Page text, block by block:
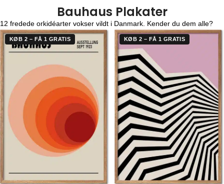
Bauhaus Plakater
12 fredede orkidéarter vokser vildt i Danmark. Kender du dem alle?
KØB 2 – FÅ 1 GRATIS KØB 2 – FÅ 1 GRATIS